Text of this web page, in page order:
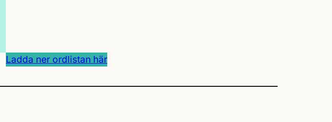
Ladda ner ordlistan här